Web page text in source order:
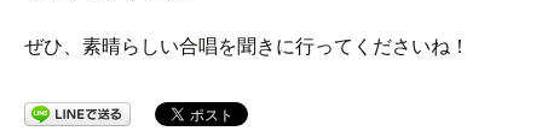
ぜひ、素晴らしい合唱を聞きに行ってくださいね！